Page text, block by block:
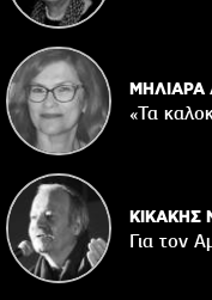
ΜΗΛΙΑΡΑ
«Τα
ΚΙΚΑΚΗΣ
Για τον